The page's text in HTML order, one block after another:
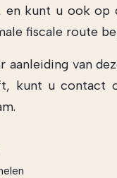
en kunt u ook op
fiscale route
aanleiding van
kunt u contact